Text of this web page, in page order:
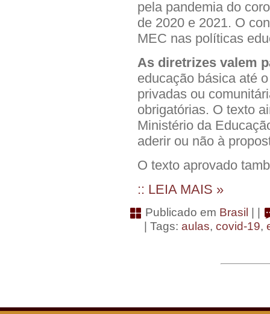
pela pandemia do
de 2020 e 2021. O
MEC nas políticas
As diretrizes valem
educação básica até
privadas ou
obrigatórias. O texto
Ministério da
aderir ou não à
O texto aprovado
:: LEIA MAIS »
Publicado em Brasil
| Tags: aulas, covid-19,